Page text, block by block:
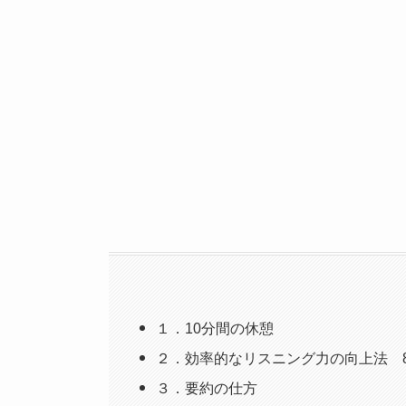
１．10分間の休憩
２．効率的なリスニング力の向上法
３．要約の仕方